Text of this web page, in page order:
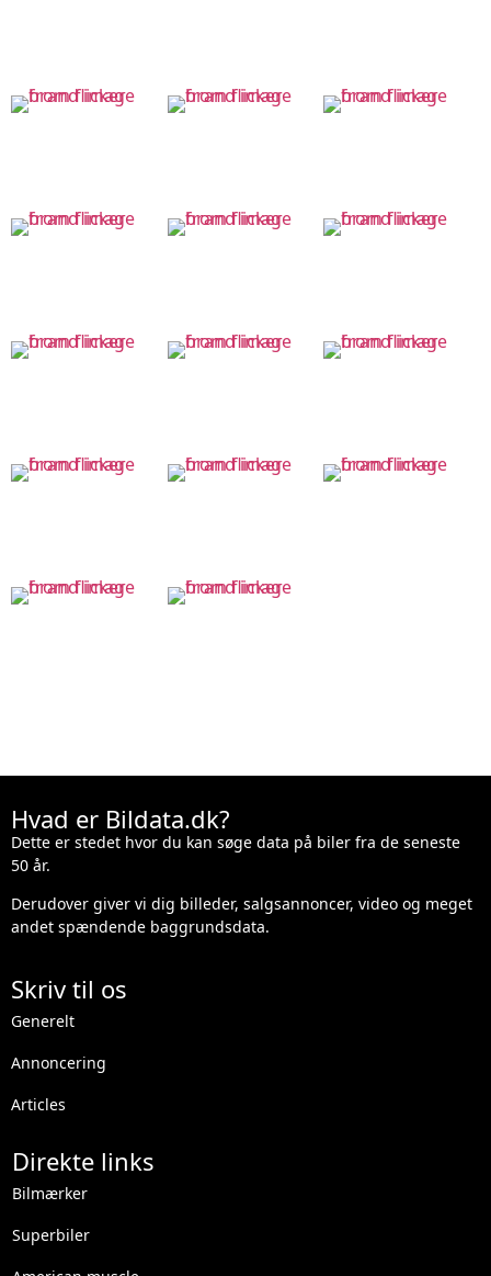
Hvad er Bildata.dk?
Dette er stedet hvor du kan søge data på biler fra de seneste
50 år.
Derudover giver vi dig billeder, salgsannoncer, video og meget
andet spændende baggrundsdata.
Skriv til os
Generelt
Annoncering
Articles
Direkte links
Bilmærker
Superbiler